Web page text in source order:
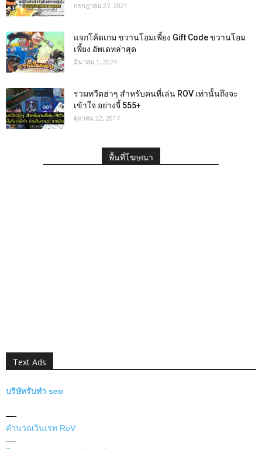
กรกฎาคม 27, 2021
แจกโค้ดเกม ขวานโอมเพี้ยง Gift Code ขวานโอม
เพี้ยง อัพเดทล่าสุด
มีนาคม 1, 2024
รวมทวีตฮ่าๆ สำหรับคนที่เล่น ROV เท่านั้นถึงจะ
เข้าใจ อย่างจี้ 555+
ตุลาคม 22, 2017
พื้นที่โฆษณา
Text Ads
บริษัทรับทำ seo
—-
คำนวณวินเรท RoV
—-